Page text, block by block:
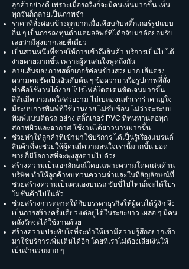
ลูกค้าอย่างดี เพราะเมื่อรถวิ่งก็จะมีคนเห็นมากขึ้น เห็น
ทุกวันก็กลายเป็นภาพจำ
ราคาที่สั่งค่อนข้างถูกมากเมื่อเทียบกับสติ๊กเกอร์รูปแบบ
อื่น ๆ เป็นการลงทุนต่ำแต่ผลลัพธ์ที่ได้กลับมาต้อยอมรับ
เลยว่ามีสูงมากเลยทีเดียว
เป็นส่วนหนึ่งที่ช่วยให้การเข้าถึงสินค้า บริการเป็นไปได้
ง่ายดายมากขึ้น เพราะผู้คนสนใจพูดถึงกัน
ลายเส้นของภาพสติ๊กเกอร์ค่อนข้างสวยมาก เส้นตรง
ความคมชัดเป็นอันดับต้น ๆ ข้อความ หรือรูปภาพที่สั่ง
ทำคือใช้งานได้ง่าย โปรไฟล์โดดเด่นชัดเจนมากขึ้น
สีสันมีความสดใสสวยงาม ไม่เบลอจนทำเรารำคาญใจ
มีระบบการพิมพ์ที่ใช้งานง่าย ไม่ซับซ้อน ไม่ว่าจะระบบ
พิมพ์แบบติดรถ อย่าง สติ๊กเกอร์ PVC ที่ทนทานต่อทุก
สภาพผิวและอากาศ ใช้งานได้ยาวนานมากขึ้น
ช่วยทำให้ลูกค้าที่เข้ามาใช้บริการ ได้เป็นรู้เรื่องแบรนด์
สินค้าที่จะช่วยให้ผู้คนมีความสนใจเรานี้มากขึ้น ยอด
ขายก็มีโอกาสที่จะพุ่งสูงตามไปด้วย
สร้างความเป็นเอกลักษณ์โดยเฉพาะความโดดเด่นด้าน
บริษัท ทำให้ลูกค้าทบทวนความจำและในที่สัญลักษณ์ที่
ช่วยสร้างความเป็นตนเองบนรถ ขับขี่ไปไหนก็จะได้โปร
โมชั่นค้าไปในตัว
ช่วยสร้างการตลาดให้กับบรรดาธุรกิจให้ผู้คนได้รู้จัก จึง
เป็นการสร้างครั้งเดียวแต่อยู่ได้ในระยะยาว เผลอ ๆ มีคน
คลั่งรักจะได้ใช้งานด้วย
สร้างความประทับใจที่จะทำให้เรามีความรู้สึกอยากเข้า
มาใช้บริการเพิ่มเติมได้อีก โดยที่เราไม่ต้องเสียเงินให้
เป็นจำนวนมาก ๆ